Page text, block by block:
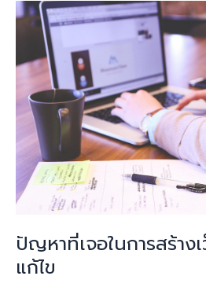
ปัญหาที่เจอในการสร้าง
แก้ไข
ปัญหา
ใน
การ
สร้าง
เว็บไซต์
และ
การ